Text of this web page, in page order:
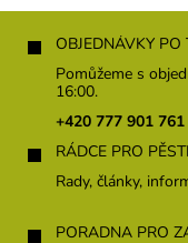
OBJEDNÁVKY PO
Pomůžeme s
16:00.
+420 777 901 761
RÁDCE PRO
Rady, články,
PORADNA PRO